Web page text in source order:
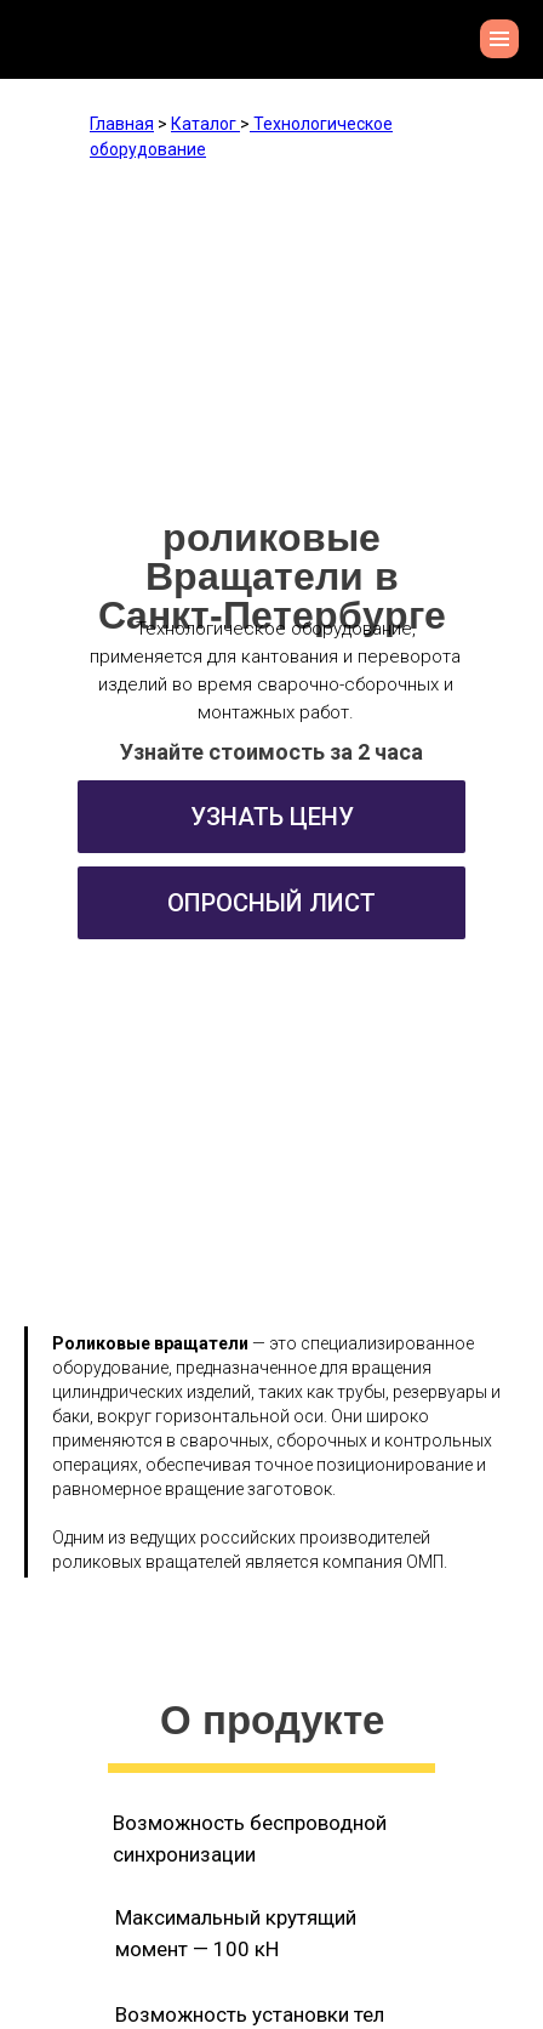
Главная > Каталог > Технологическое
оборудование
роликовые
Вращатели в
Санкт-Петербурге
Узнайте стоимость за 2 часа
УЗНАТЬ ЦЕНУ
ОПРОСНЫЙ ЛИСТ
Технологическое оборудование,
применяется для кантования и переворота
изделий во время сварочно-сборочных и
монтажных работ.
до 100 т
ГРУЗОПОДЪЕМНОСТЬ
до 50 м/мин
Роликовые вращатели — это специализированное
оборудование, предназначенное для вращения
цилиндрических изделий, таких как трубы, резервуары и
баки, вокруг горизонтальной оси. Они широко
применяются в сварочных, сборочных и контрольных
операциях, обеспечивая точное позиционирование и
равномерное вращение заготовок.
Одним из ведущих российских производителей
роликовых вращателей является компания ОМП.
О продукте
Возможность беспроводной
синхронизации
Максимальный крутящий
момент — 100 кН
Возможность установки тел